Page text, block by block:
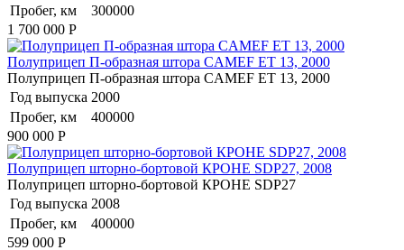
Пробег, км
300000
1 700 000 Р
Полуприцеп П-образная штора CAMEF ET 13, 2000
Полуприцеп П-образная штора CAMEF ET 13, 2000
Год выпуска 2000
Пробег, км
400000
900 000 Р
Полуприцеп шторно-бортовой КРОНЕ SDP27, 2008
Полуприцеп шторно-бортовой КРОНЕ SDP27
Год выпуска 2008
Пробег, км
400000
599 000 Р